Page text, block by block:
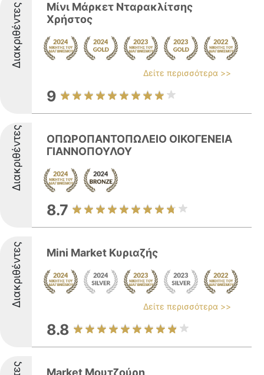
Διακριθέντες
Μίνι Μάρκετ Νταρακλίτσης
Χρήστος
Δείτε περισσότερα >>
9
Διακριθέντες
ΟΠΩΡΟΠΑΝΤΟΠΩΛΕΙΟ ΟΙΚΟΓΕΝΕΙΑ
ΓΙΑΝΝΟΠΟΥΛΟΥ
8.7
Διακριθέντες Mini Market Κυριαζής
Δείτε περισσότερα >>
8.8
Market Μουτζούρη